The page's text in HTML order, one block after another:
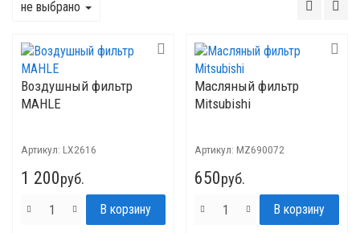
не выбрано
Воздушный фильтр
MAHLE
Артикул: LX2616
1 200руб.
Масляный фильтр
Mitsubishi
Артикул: MZ690072
650руб.